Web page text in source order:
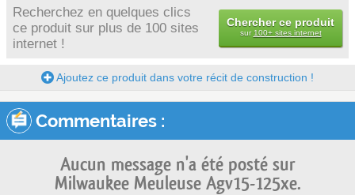
Recherchez en quelques clics
ce produit sur plus de 100 sites
internet !
Chercher ce produit
sur 100+ sites internet
Ajoutez ce produit dans votre récit de construction !
Commentaires :
Aucun message n'a été posté sur
Milwaukee Meuleuse Agv15-125xe.